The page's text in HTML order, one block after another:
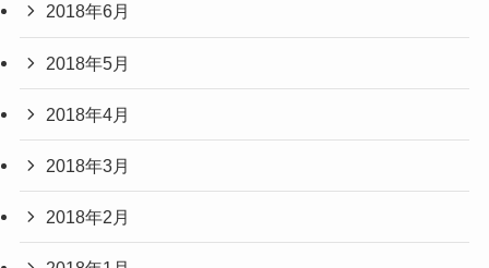
2018年6月
2018年5月
2018年4月
2018年3月
2018年2月